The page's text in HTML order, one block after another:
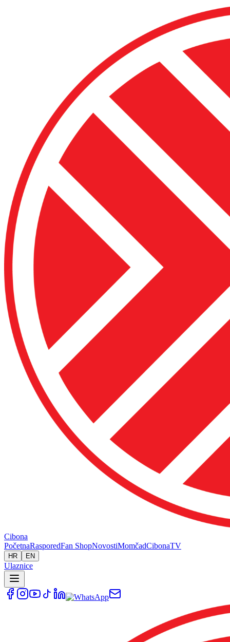
Cibona
PočetnaRasporedFan ShopNovostiMomčadCibonaTV
HR EN
Ulaznice